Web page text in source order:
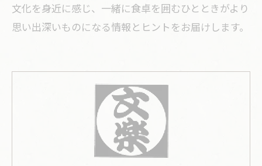
文化を身近に感じ、一緒に食卓を囲むひとときがより
思い出深いものになる情報とヒントをお届けします。